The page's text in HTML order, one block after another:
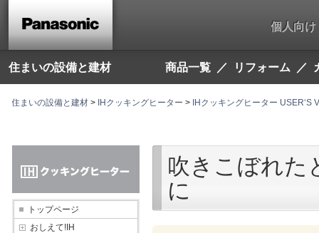
個人向
住まいの設備と建材 商品一覧 リフォーム
住まいの設備と建材 > IHクッキングヒーター > IHクッキングヒーター USER‘S
ら
本
文
で
す。
トップページ
おしえて!IH
吹きこぼれた
に